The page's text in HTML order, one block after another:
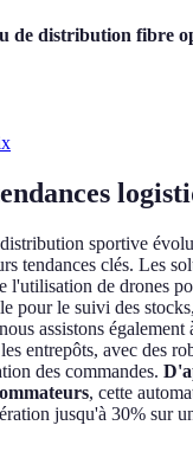
de distribution fibre
sportive
tendances clés. Les
l'utilisation de drones
pour le suivi des
assistons également
entrepôts, avec des
des commandes.
, cette
jusqu'à 30% sur